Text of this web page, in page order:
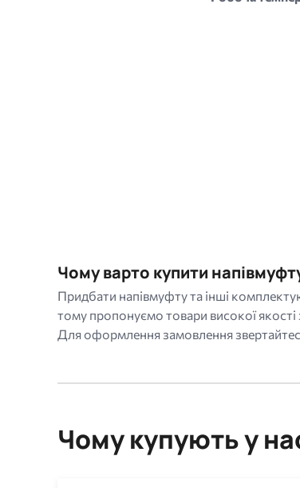
Чому варто купити
Придбати напівмуфту та інші
тому пропонуємо товари високої якості
Для оформлення замовлення
Чому купують у